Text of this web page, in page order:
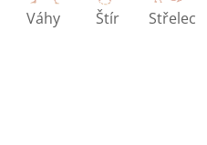
Váhy Štír Střelec